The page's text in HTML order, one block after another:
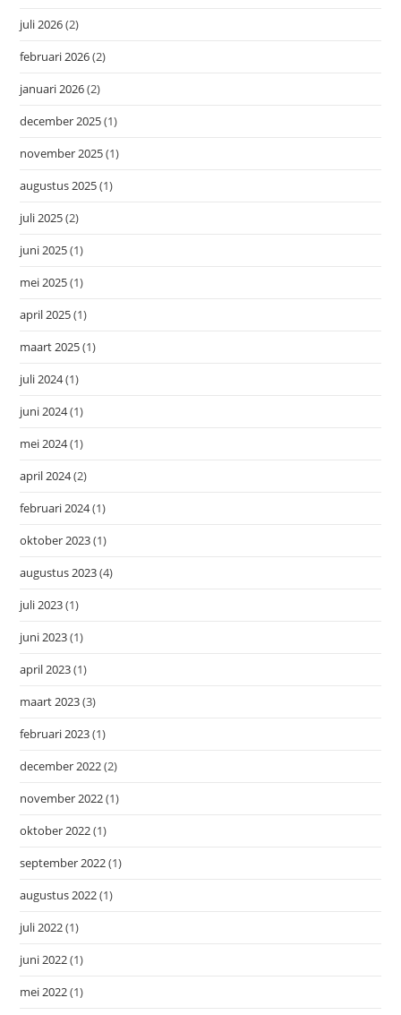
juli 2026(2)
februari 2026(2)
januari 2026(2)
december 2025(1)
november 2025(1)
augustus 2025(1)
juli 2025(2)
juni 2025(1)
mei 2025(1)
april 2025(1)
maart 2025(1)
juli 2024(1)
juni 2024(1)
mei 2024(1)
april 2024(2)
februari 2024(1)
oktober 2023(1)
augustus 2023(4)
juli 2023(1)
juni 2023(1)
april 2023(1)
maart 2023(3)
februari 2023(1)
december 2022(2)
november 2022(1)
oktober 2022(1)
september 2022(1)
augustus 2022(1)
juli 2022(1)
juni 2022(1)
mei 2022(1)